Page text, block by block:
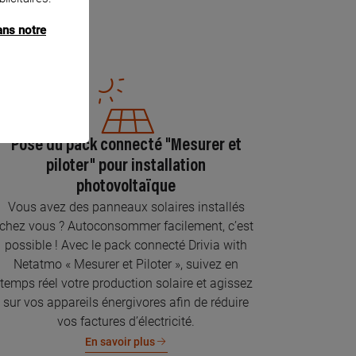
Pose du pack connecté "Mesurer et
piloter" pour installation
photovoltaïque
Vous avez des panneaux solaires installés
chez vous ? Autoconsommer facilement, c’est
possible ! Avec le pack connecté Drivia with
Netatmo « Mesurer et Piloter », suivez en
temps réel votre production solaire et agissez
sur vos appareils énergivores afin de réduire
vos factures d’électricité.
En savoir plus
notre